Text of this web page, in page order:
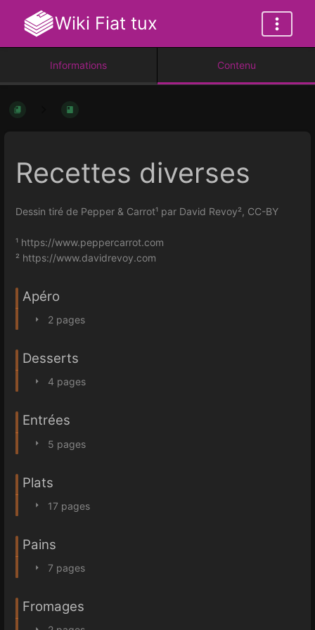
Wiki Fiat tux
Informations Contenu
Recettes diverses
Dessin tiré de Pepper & Carrot¹ par David Revoy², CC-BY
¹ https://www.peppercarrot.com
² https://www.davidrevoy.com
Apéro
2 pages
Desserts
4 pages
Entrées
5 pages
Plats
17 pages
Pains
7 pages
Fromages